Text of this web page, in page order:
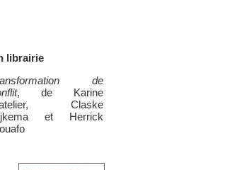
librairie
de
, de Karine
Claske
et Herrick